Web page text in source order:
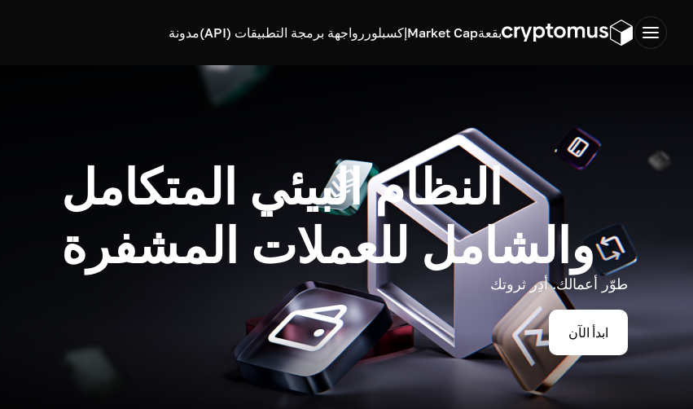
بقعةMarket Capإكسبلورر واجهة برمجة التطبيقات (API) مدونة
النظام البيئي المتكامل
والشامل للعملات المشفرة
طوّر أعمالك. أدِر ثروتك
ابدأ الآن